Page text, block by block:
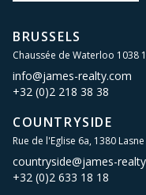
BRUSSELS
Chaussée de Waterloo 1038
info@james-realty.com
+32 (0)2 218 38 38
COUNTRYSIDE
Rue de l'Eglise 6a, 1380 Lasne
countryside@james-
+32 (0)2 633 18 18